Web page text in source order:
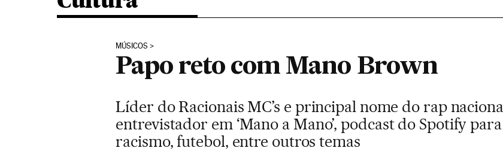
MÚSICOS
Papo reto com Mano Brown
Líder do Racionais MC’s e principal nome do rap
entrevistador em ‘Mano a Mano’, podcast do Spotify
racismo, futebol, entre outros temas